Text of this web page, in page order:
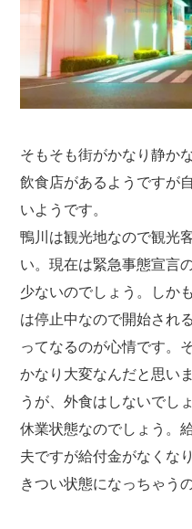
そもそも街がかなり静か
飲食店があるようですが
いようです。
鴨川は観光地なので観光
い。現在は緊急事態宣言
少ないのでしょう。しか
は停止中なので開始され
ってなるのが心情です。
かなり大変なんだと思い
うが、外食はしないでし
休業状態なのでしょう。
夫ですが給付金がなくな
きつい状態になっちゃう